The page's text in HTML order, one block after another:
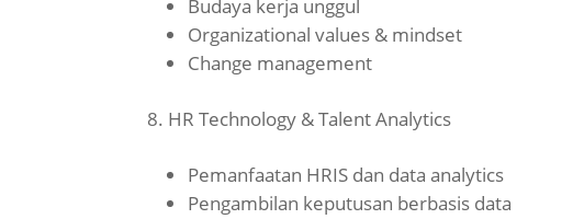
Budaya kerja unggul
Organizational values & mindset
Change management
HR Technology & Talent Analytics
Pemanfaatan HRIS dan data analytics
Pengambilan keputusan berbasis data